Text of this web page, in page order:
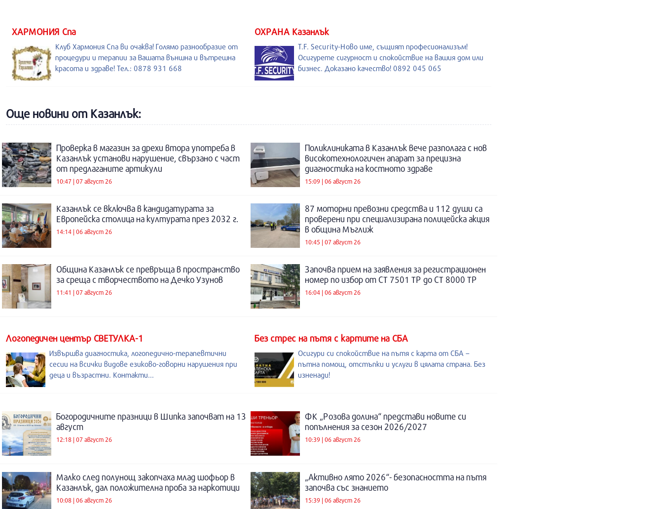
ХАРМОНИЯ Спа
Клуб Хармония Спа ви очаква! Голямо разнообразие от
процедури и терапии за Вашата външна и вътрешна
красота и здраве! Тел.: 0878 931 668
ОХРАНА Казанлък
T.F. Security-Ново име, същият професионализъм!
Осигурете сигурност и спокойствие на вашия дом или
бизнес. Доказано качество! 0892 045 065
Още новини от Казанлък:
Проверка в магазин за дрехи втора употреба в
Казанлък установи нарушение, свързано с част
от предлаганите артикули
10:47 | 07 август 26
Поликлиниката в Казанлък вече разполага с нов
високотехнологичен апарат за прецизна
диагностика на костното здраве
15:09 | 06 август 26
Казанлък се включва в кандидатурата за
Европейска столица на културата през 2032 г.
14:14 | 06 август 26
87 моторни превозни средства и 112 души са
проверени при специализирана полицейска акция
в община Мъглиж
10:45 | 07 август 26
Община Казанлък се превръща в пространство
за среща с творчеството на Дечко Узунов
11:41 | 07 август 26
Започва прием на заявления за регистрационен
номер по избор от СТ 7501 ТР до СТ 8000 ТР
16:04 | 06 август 26
Логопедичен център СВЕТУЛКА-1
Извършва диагностика, логопедично-терапевтични
сесии на всички видове езиково-говорни нарушения при
деца и възрастни. Контакти...
Без стрес на пътя с картите на СБА
Осигури си спокойствие на пътя с карта от СБА –
пътна помощ, отстъпки и услуги в цялата страна. Без
изненади!
Богородичните празници в Шипка започват на 13
август
12:18 | 07 август 26
ФК „Розова долина“ представи новите си
попълнения за сезон 2026/2027
10:39 | 06 август 26
Малко след полунощ закопчаха млад шофьор в
Казанлък, дал положителна проба за наркотици
10:08 | 06 август 26
„Активно лято 2026“- безопасността на пътя
започва със знанието
15:39 | 06 август 26